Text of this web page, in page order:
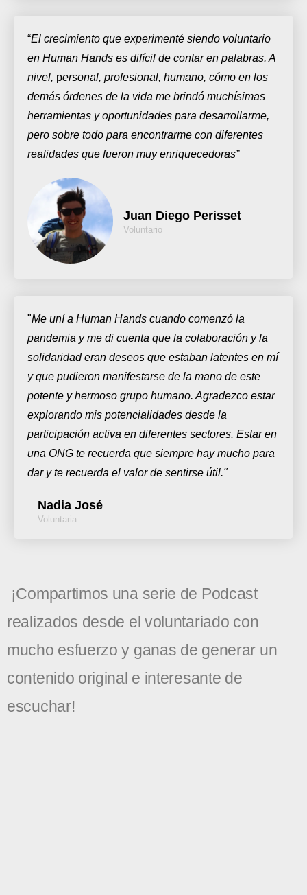
“El crecimiento que experimenté siendo voluntario
en Human Hands es difícil de contar en palabras. A
nivel, personal, profesional, humano, cómo en los
demás órdenes de la vida me brindó muchísimas
herramientas y oportunidades para desarrollarme,
pero sobre todo para encontrarme con diferentes
realidades que fueron muy enriquecedoras”
Juan Diego Perisset
Voluntario
"Me uní a Human Hands cuando comenzó la
pandemia y me di cuenta que la colaboración y la
solidaridad eran deseos que estaban latentes en mí
y que pudieron manifestarse de la mano de este
potente y hermoso grupo humano. Agradezco estar
explorando mis potencialidades desde la
participación activa en diferentes sectores. Estar en
una ONG te recuerda que siempre hay mucho para
dar y te recuerda el valor de sentirse útil."
Nadia José
Voluntaria
¡Compartimos una serie de Podcast
realizados desde el voluntariado con
mucho esfuerzo y ganas de generar un
contenido original e interesante de
escuchar!